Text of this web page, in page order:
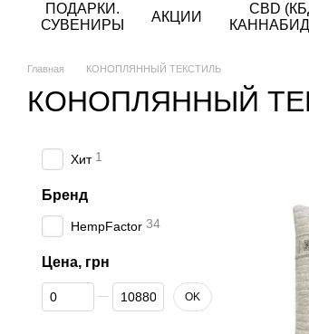
ПОДАРКИ.
СУВЕНИРЫ
АКЦИИ
CBD
Главная КОНОПЛЯННЫЙ ТЕКСТИЛЬ
КОНОПЛЯННЫЙ
Хит 1
Бренд
HempFactor 34
Цена, грн
От Цена, грн
До Цена, грн OK